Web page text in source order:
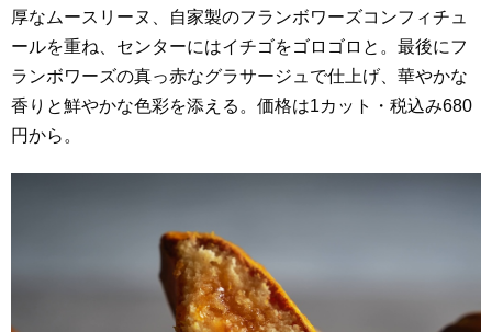
厚なムースリーヌ、自家製のフランボワーズコンフィチュ
ールを重ね、センターにはイチゴをゴロゴロと。最後にフ
ランボワーズの真っ赤なグラサージュで仕上げ、華やかな
香りと鮮やかな色彩を添える。価格は1カット・税込み680
円から。